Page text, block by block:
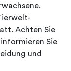
Achten Sie
Sie
und